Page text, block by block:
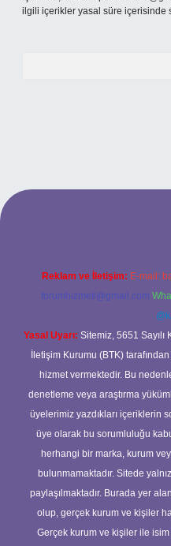
ilgili içerikler yasal süre içerisinde
giriş
Reklam ve İletişim: E-mail:
forumhizmeti@gmail.com
Yasal Uyarı: Sitemiz, 5651
İletişim Kurumu (BTK)
hizmet vermektedir. Bu
denetleme veya araştırma
üyelerimiz yazdıkları içeriklerin
üye olarak bu sorumluluğu
herhangi bir marka, kurum
bulunmamaktadır. Sitede
paylaşılmaktadır. Burada yer
olup, gerçek kurum ve kişiler
Gerçek kurum ve kişiler ile